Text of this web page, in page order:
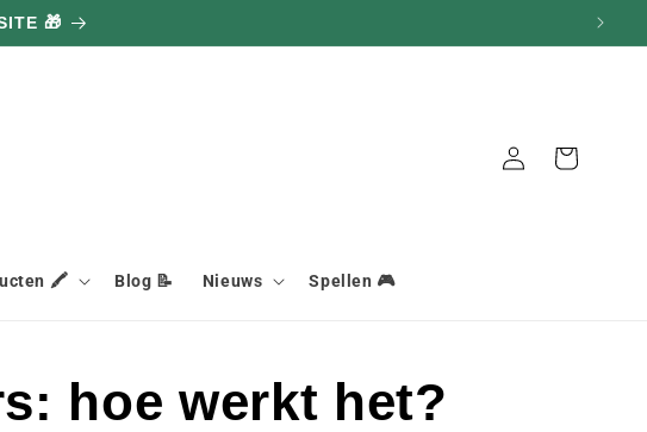
🎁
🖍️ Blog 📝 Nieuws Spellen 🎮
AansluitingMand
hoe werkt het?